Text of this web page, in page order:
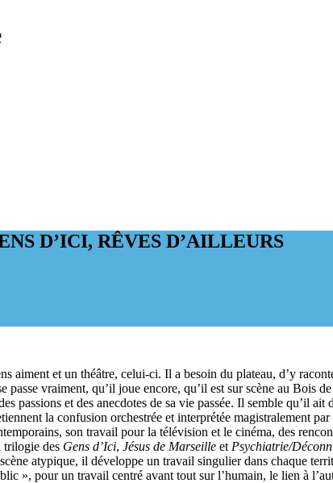
D’ICI, RÊVES D’AILLEURS
et un théâtre, celui-ci. Il a besoin du plateau, d’y
vraiment, qu’il joue encore, qu’il est sur scène au Bois
passions et des anecdotes de sa vie passée. Il semble qu’il
la confusion orchestrée et interprétée magistralement
son travail pour la télévision et le cinéma, des
des Gens d’Ici, Jésus de Marseille et Psychiatrie/
atypique, il développe un travail singulier dans chaque
», pour un travail centré avant tout sur l’humain, le lien à